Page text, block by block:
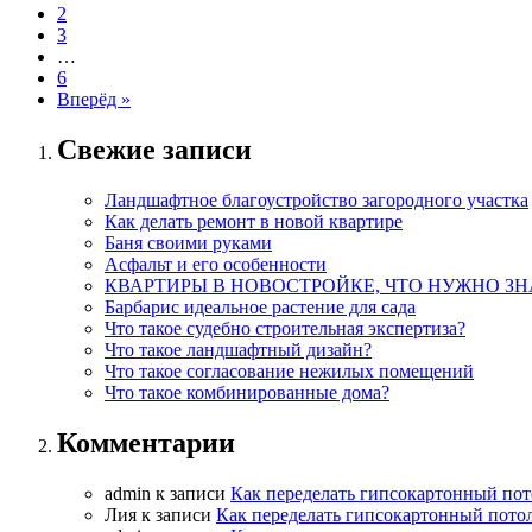
2
3
…
6
Вперёд »
Свежие записи
Ландшафтное благоустройство загородного участка
Как делать ремонт в новой квартире
Баня своими руками
Асфальт и его особенности
КВАРТИРЫ В НОВОСТРОЙКЕ, ЧТО НУЖНО
Барбарис идеальное растение для сада
Что такое судебно строительная экспертиза?
Что такое ландшафтный дизайн?
Что такое согласование нежилых помещений
Что такое комбинированные дома?
Комментарии
admin к записи Как переделать гипсокартонный
Лия к записи Как переделать гипсокартонный